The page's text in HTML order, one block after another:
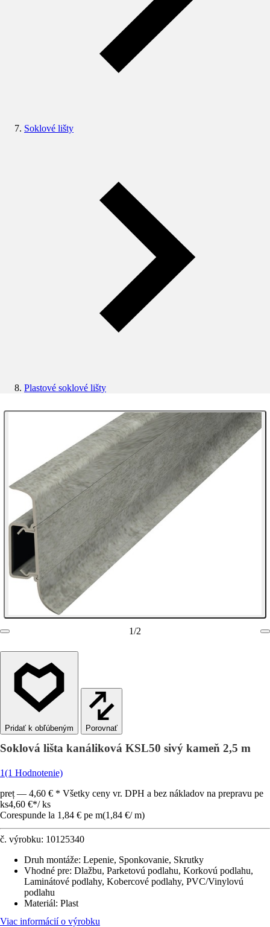
Soklové lišty
Plastové soklové lišty
1/2
Porovnať
Soklová lišta kanáliková KSL50 sivý kameň 2,5 m
1(1 Hodnotenie)
preț — 4,60 € * Všetky ceny vr. DPH a bez nákladov na prepravu pe
ks4,60 €*/ ks
Corespunde la 1,84 € pe m(1,84 €/ m)
č. výrobku: 10125340
Druh montáže: Lepenie, Sponkovanie, Skrutky
Vhodné pre: Dlažbu, Parketovú podlahu, Korkovú podlahu,
Laminátové podlahy, Kobercové podlahy, PVC/Vinylovú
podlahu
Materiál: Plast
Viac informácií o výrobku